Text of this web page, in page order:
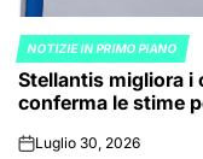
POSTED
IN
NOTIZIE IN PRIMO PIANO
Stellantis migliora i
conferma le stime
onLuglio 30, 2026